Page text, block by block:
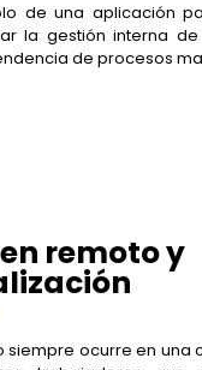
de una aplicación
la gestión interna
de procesos
remoto y
siempre ocurre en una